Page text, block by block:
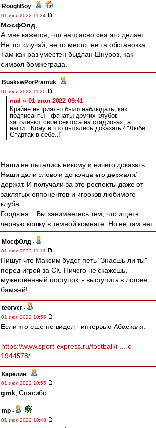
RoughBoy -
01 июл 2022 11:24
МосфОлд
А мне кажется, что напрасно она это делает.
Не тот случай, не то место, не та обстановка.
Там как раз уместен быдлан Шнуров, как
символ бомжеграда.
BuakawPorPramuk -
01 июл 2022 11:20
nad » 01 июл 2022 09:41
Крайне неприятно было наблюдать, как
подписанты - фанаты других клубов
заполняют свои сектора на стадионах, а
наши.. Кому и что пытались доказать? "Люби
Спартак в себе..!"
Наши не пытались никому и ничего доказать.
Наши дали слово и до конца его держали/
держат. И получали за это респекты даже от
заклятых оппонентов и игроков любимого
клуба.
Гордыня... Вы занимаетесь тем, что ищете
черную кошку в темной комнате. Но ее там нет.
МосфОлд -
01 июл 2022 11:14
Пишут что Максим будет петь "Знаешь ли ты"
перед игрой за СК. Ничего не скажешь,
мужественный поступок, - выступить в логове
бамжей!
teorver -
01 июл 2022 10:56
Если кто еще не видел - интервью Абаскаля.
https://www.sport-express.ru/football/r ... e-
1944578/
Карелин -
01 июл 2022 10:55
gmk , Спасибо.
mp -
01 июл 2022 10:48